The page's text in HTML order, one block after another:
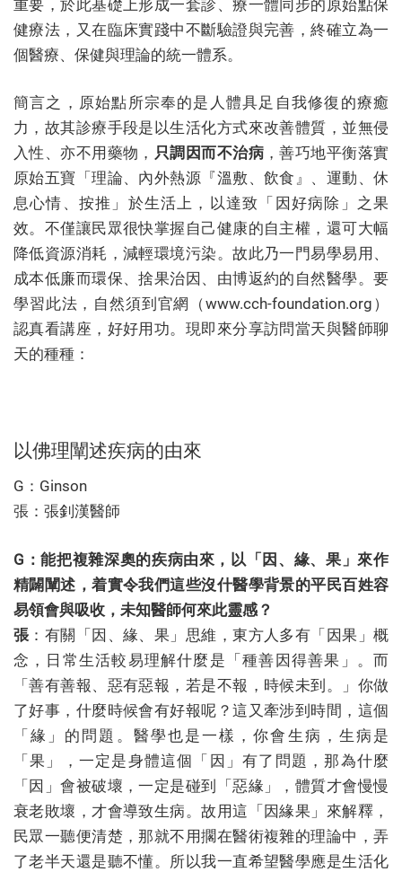
重要，於此基礎上形成一套診、療一體同步的原始點保
健療法，又在臨床實踐中不斷驗證與完善，終確立為一
個醫療、保健與理論的統一體系。
簡言之，原始點所宗奉的是人體具足自我修復的療癒
力，故其診療手段是以生活化方式來改善體質，並無侵
入性、亦不用藥物， 只調因而不治病，善巧地平衡落實
原始五寶「理論、內外熱源『溫敷、飲食』、運動、休
息心情、按推」於生活上，以達致「因好病除」之果
效。不僅讓民眾很快掌握自己健康的自主權，還可大幅
降低資源消耗，減輕環境污染。故此乃一門易學易用、
成本低廉而環保、捨果治因、由博返約的自然醫學。要
學習此法，自然須到官網（www.cch-foundation.org）
認真看講座，好好用功。現即來分享訪問當天與醫師聊
天的種種：
以佛理闡述疾病的由來
G：Ginson
張：張釗漢醫師
G：能把複雜深奧的疾病由來，以「因、緣、果」來作
精闢闡述，着實令我們這些沒什醫學背景的平民百姓容
易領會與吸收，未知醫師何來此靈感？
張：有關「因、緣、果」思維，東方人多有「因果」概
念，日常生活較易理解什麼是「種善因得善果」。而
「善有善報、惡有惡報，若是不報，時候未到。」你做
了好事，什麼時候會有好報呢？這又牽涉到時間，這個
「緣」的問題。醫學也是一樣，你會生病，生病是
「果」，一定是身體這個「因」有了問題，那為什麼
「因」會被破壞，一定是碰到「惡緣」，體質才會慢慢
衰老敗壞，才會導致生病。故用這「因緣果」來解釋，
民眾一聽便清楚，那就不用擱在醫術複雜的理論中，弄
了老半天還是聽不懂。所以我一直希望醫學應是生活化